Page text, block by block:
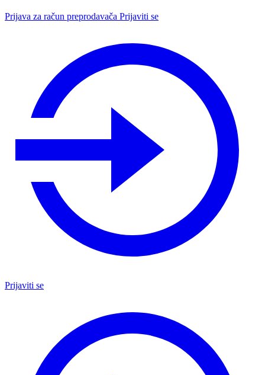
Prijava za račun preprodavača Prijaviti se
Prijaviti se